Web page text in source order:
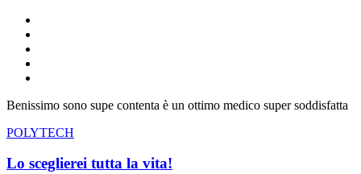
Benissimo sono supe contenta è un ottimo medico super soddisfatta
POLYTECH
Lo sceglierei tutta la vita!